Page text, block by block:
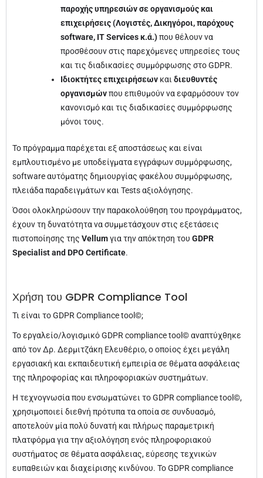
παροχής υπηρεσιών σε οργανισμούς και
επιχειρήσεις (Λογιστές, Δικηγόροι, παρόχους
software, IT Services κ.ά.)που θέλουν να
προσθέσουν στις παρεχόμενες υπηρεσίες τους
και τις διαδικασίες συμμόρφωσης στο GDPR.
Ιδιοκτήτες επιχειρήσεων και διευθυντές
οργανισμώνπου επιθυμούν να εφαρμόσουν τον
κανονισμό και τις διαδικασίες συμμόρφωσης
μόνοι τους.
Το πρόγραμμα παρέχεται εξ αποστάσεως και είναι
εμπλουτισμένο με υποδείγματα εγγράφων συμμόρφωσης,
software αυτόματης δημιουργίας φακέλου συμμόρφωσης,
πλειάδα παραδειγμάτων και Tests αξιολόγησης.
Όσοι ολοκληρώσουν την παρακολούθηση του προγράμματος,
έχουν τη δυνατότητα να συμμετάσχουν στις εξετάσεις
πιστοποίησης της Vellumγια την απόκτηση του GDPR
Specialist and DPO Certificate.
Χρήση του GDPR Compliance Tool
Τι είναι το GDPR Compliance tool©;
Το εργαλείο/λογισμικό GDPR compliance tool© αναπτύχθηκε
από τον Δρ. Δερμιτζάκη Ελευθέριο, o οποίος έχει μεγάλη
εργασιακή και εκπαιδευτική εμπειρία σε θέματα ασφάλειας
της πληροφορίας και πληροφοριακών συστημάτων.
Η τεχνογνωσία που ενσωματώνει το GDPR compliance tool©,
χρησιμοποιεί διεθνή πρότυπα τα οποία σε συνδυασμό,
αποτελούν μία πολύ δυνατή και πλήρως παραμετρική
πλατφόρμα για την αξιολόγηση ενός πληροφοριακού
συστήματος σε θέματα ασφάλειας, εύρεσης τεχνικών
ευπαθειών και διαχείρισης κινδύνου. Το GDPR compliance